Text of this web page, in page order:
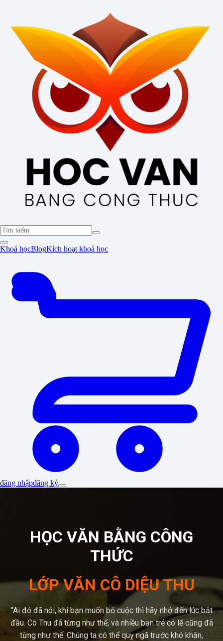
Khoá họcBlogKích hoạt khoá học
đăng nhậpđăng ký
HỌC VĂN BẰNG CÔNG
THỨC
LỚP VĂN CÔ DIỆU THU
"Ai đó đã nói, khi bạn muốn bỏ cuộc thì hãy nhớ đến lúc bắt
đầu. Cô Thu đã từng như thế, và nhiều bạn trẻ có lẽ cũng đã
từng như thế. Chúng ta có thể quỵ ngã trước khó khăn,